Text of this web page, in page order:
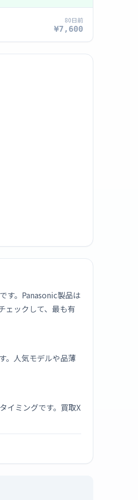
80日前
¥7,600
す。Panasonic製品は
ェックして、最も有
。人気モデルや品薄
イミングです。買取X